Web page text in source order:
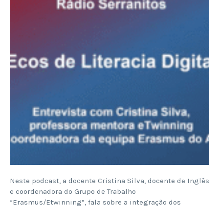
Neste podcast, a docente Cristina Silva, docente de Inglês
e coordenadora do Grupo de Trabalho
“Erasmus/Etwinning”, fala sobre a integração dos